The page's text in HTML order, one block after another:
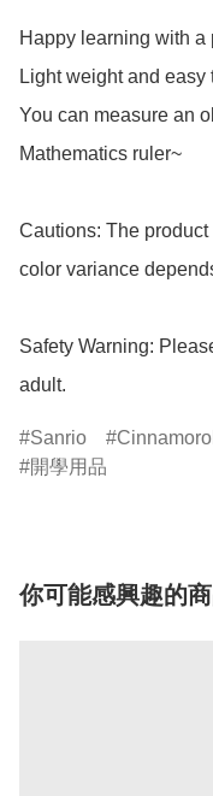
Happy learning with a
Light weight and easy
You can measure an
Mathematics ruler~
Cautions: The
color variance
Safety Warning:
adult.
Sanrio Cinnamoroll
開學用品
你可能感興趣的